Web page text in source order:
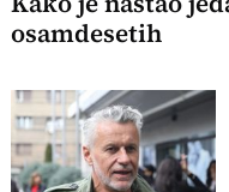
osamdesetih